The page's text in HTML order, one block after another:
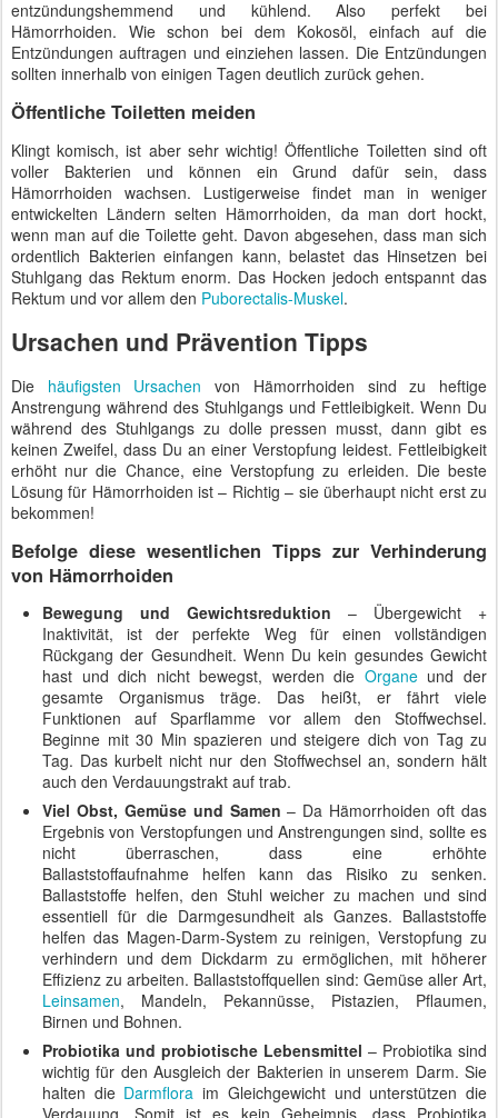
entzündungshemmend und kühlend. Also perfekt bei
Hämorrhoiden. Wie schon bei dem Kokosöl, einfach auf die
Entzündungen auftragen und einziehen lassen. Die Entzündungen
sollten innerhalb von einigen Tagen deutlich zurück gehen.
Öffentliche Toiletten meiden
Klingt komisch, ist aber sehr wichtig! Öffentliche Toiletten sind oft
voller Bakterien und können ein Grund dafür sein, dass
Hämorrhoiden wachsen. Lustigerweise findet man in weniger
entwickelten Ländern selten Hämorrhoiden, da man dort hockt,
wenn man auf die Toilette geht. Davon abgesehen, dass man sich
ordentlich Bakterien einfangen kann, belastet das Hinsetzen bei
Stuhlgang das Rektum enorm. Das Hocken jedoch entspannt das
Rektum und vor allem den Puborectalis-Muskel.
Ursachen und Prävention Tipps
Die häufigsten Ursachen von Hämorrhoiden sind zu heftige
Anstrengung während des Stuhlgangs und Fettleibigkeit. Wenn Du
während des Stuhlgangs zu dolle pressen musst, dann gibt es
keinen Zweifel, dass Du an einer Verstopfung leidest. Fettleibigkeit
erhöht nur die Chance, eine Verstopfung zu erleiden. Die beste
Lösung für Hämorrhoiden ist – Richtig – sie überhaupt nicht erst zu
bekommen!
Befolge diese wesentlichen Tipps zur Verhinderung
von Hämorrhoiden
Bewegung und Gewichtsreduktion – Übergewicht +
Inaktivität, ist der perfekte Weg für einen vollständigen
Rückgang der Gesundheit. Wenn Du kein gesundes Gewicht
hast und dich nicht bewegst, werden die Organeund der
gesamte Organismus träge. Das heißt, er fährt viele
Funktionen auf Sparflamme vor allem den Stoffwechsel.
Beginne mit 30 Min spazieren und steigere dich von Tag zu
Tag. Das kurbelt nicht nur den Stoffwechsel an, sondern hält
auch den Verdauungstrakt auf trab.
Viel Obst, Gemüse und Samen– Da Hämorrhoiden oft das
Ergebnis von Verstopfungen und Anstrengungen sind, sollte es
nicht überraschen, dass eine erhöhte
Ballaststoffaufnahme helfen kann das Risiko zu senken.
Ballaststoffe helfen, den Stuhl weicher zu machen und sind
essentiell für die Darmgesundheit als Ganzes. Ballaststoffe
helfen das Magen-Darm-System zu reinigen, Verstopfung zu
verhindern und dem Dickdarm zu ermöglichen, mit höherer
Effizienz zu arbeiten. Ballaststoffquellen sind: Gemüse aller Art,
Leinsamen, Mandeln, Pekannüsse, Pistazien, Pflaumen,
Birnen und Bohnen.
Probiotika und probiotische Lebensmittel – Probiotika sind
wichtig für den Ausgleich der Bakterien in unserem Darm. Sie
halten die Darmflora im Gleichgewicht und unterstützen die